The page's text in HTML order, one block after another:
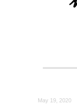
May 19, 2020